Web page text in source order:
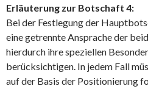
Erläuterung zur Botschaft 4:
Bei der Festlegung der
eine getrennte Ansprache der
hierdurch ihre speziellen
berücksichtigen. In jedem Fall
auf der Basis der Positionierung